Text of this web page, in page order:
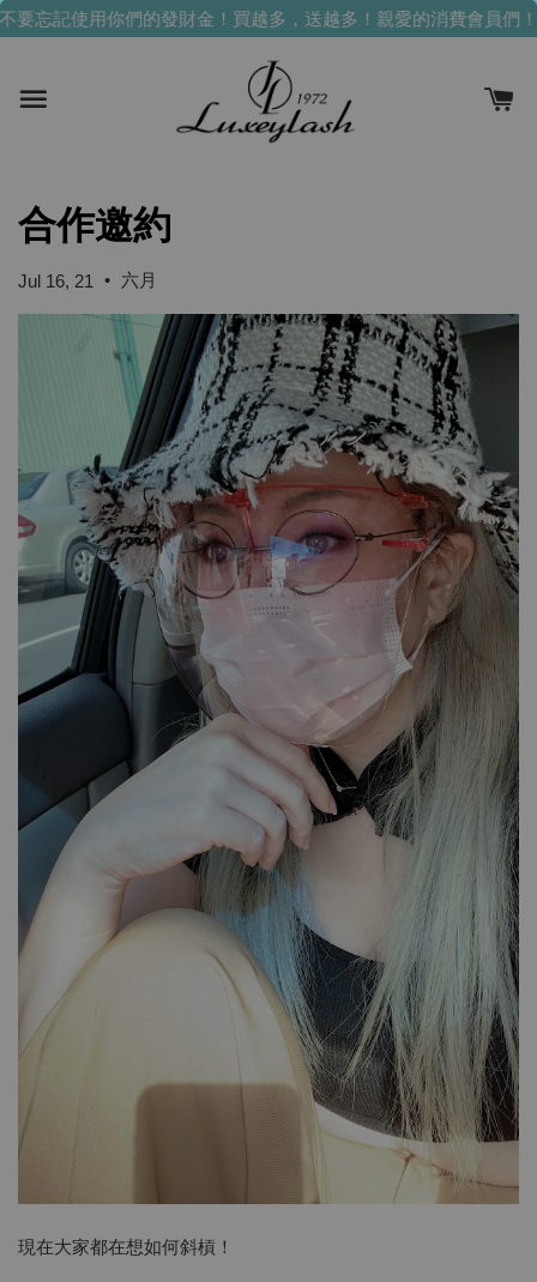
忘記使用你們的發財金！買越多，送越多！ 親愛的消費會員們！
合作邀約
Jul 16, 21 • 六月
現在大家都在想如何斜槓！